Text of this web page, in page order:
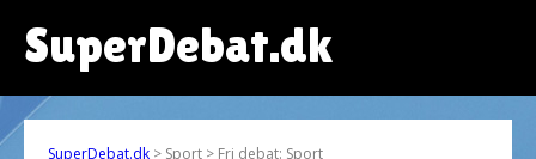
SuperDebat.dk
SuperDebat.dk > Sport > Fri debat: Sport